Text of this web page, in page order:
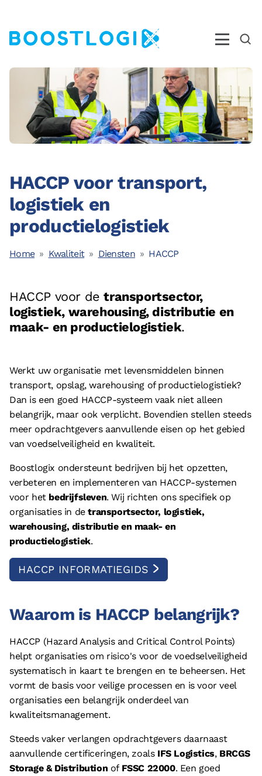
Operations
Business Intelligence
Opleidingen
Nieuws
Over ons
Ons Team
Referenties
Partners
Neem contact op met ons
+31 (0)85 070 5395
info@boostlogix.com
Volg ons op social media
facebook
linkedin
© 2026 - Boostlogix | Logistiek Adviesbureau
Disclaimer
Cookieverklaring
HACCP voor transport,
logistiek en
productielogistiek
Home Kwaliteit Diensten HACCP
HACCP voor detransportsector,
logistiek, warehousing, distributie en
maak- en productielogistiek.
Werkt uw organisatie met levensmiddelen binnen
transport, opslag, warehousing of productielogistiek?
Dan is een goed HACCP-systeem vaak niet alleen
belangrijk, maar ook verplicht. Bovendien stellen steeds
meer opdrachtgevers aanvullende eisen op het gebied
van voedselveiligheid en kwaliteit.
Boostlogix ondersteunt bedrijven bij het opzetten,
verbeteren en implementeren van HACCP-systemen
voor het bedrijfsleven. Wij richten ons specifiek op
organisaties in detransportsector, logistiek,
warehousing, distributie en maak- en
productielogistiek.
HACCP INFORMATIEGIDS
Waarom is HACCP belangrijk?
HACCP (Hazard Analysis and Critical Control Points)
helpt organisaties om risico's voor de voedselveiligheid
systematisch in kaart te brengen en te beheersen. Het
vormt de basis voor veilige processen en is voor veel
organisaties een belangrijk onderdeel van
kwaliteitsmanagement.
Steeds vaker verlangen opdrachtgevers daarnaast
aanvullende certificeringen, zoals IFS Logistics, BRCGS
Storage & Distribution of FSSC 22000. Een goed